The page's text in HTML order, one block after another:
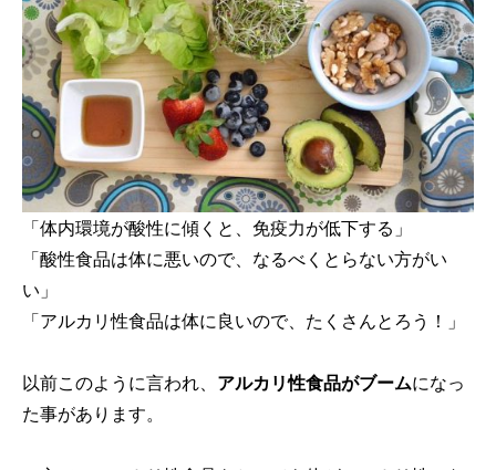
「体内環境が酸性に傾くと、免疫力が低下する」
「酸性食品は体に悪いので、なるべくとらない方がい
い」
「アルカリ性食品は体に良いので、たくさんとろう！」
以前このように言われ、 アルカリ性食品がブームになっ
た事があります。